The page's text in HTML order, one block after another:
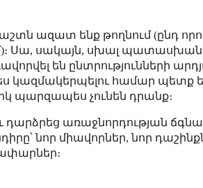
ազատ ենք թողնում (ընդ
Սա, սակայն, սխալ պատասխան
են ընտրությունների
կազմակերպելու համար պետք
պարզապես չունեն դրանք։
առաջնորդության
նոր միավորներ, նոր